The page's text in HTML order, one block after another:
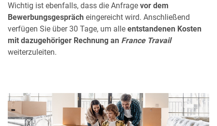
Wichtig ist ebenfalls, dass die Anfrage vor dem
Bewerbungsgespräch eingereicht wird. Anschließend
verfügen Sie über 30 Tage, um alle entstandenen Kosten
mit dazugehöriger Rechnung an France Travail
weiterzuleiten.